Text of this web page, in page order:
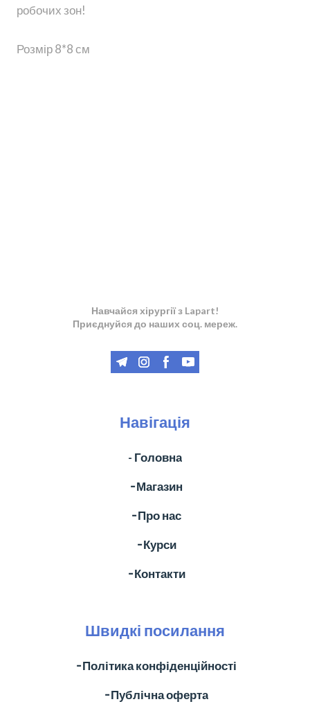
робочих зон!
Розмір 8*8 см
Навчайся хірургії з Lapart!
Приєднуйся до наших соц. мереж.
Навігація
- Головна
╶ Магазин
╶ Про нас
╶ Курси
╶ Контакти
Швидкі посилання
╶ Політика конфіденційності
╶ Публічна оферта